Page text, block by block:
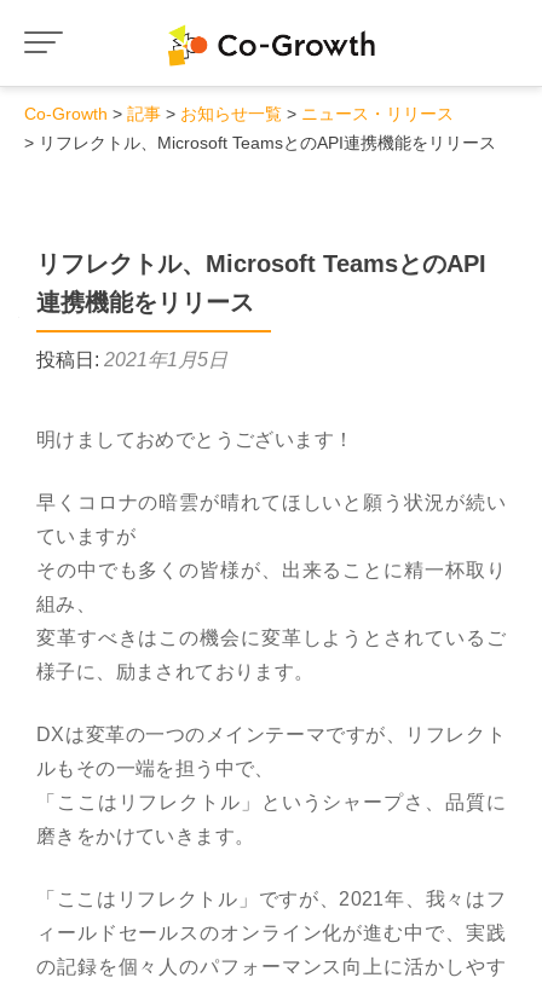
Co-Growth 記事 お知らせ一覧
ニュース・リリース
リフレクトル、Microsoft TeamsとのAPI連携機能をリリース
リフレクトル、Microsoft TeamsとのAPI
連携機能をリリース
投稿日: 2021年1月5日
明けましておめでとうございます！
早くコロナの暗雲が晴れてほしいと願う状況が続い
ていますが
その中でも多くの皆様が、出来ることに精一杯取り
組み、
変革すべきはこの機会に変革しようとされているご
様子に、励まされております。
DXは変革の一つのメインテーマですが、リフレクト
ルもその一端を担う中で、
「ここはリフレクトル」というシャープさ、品質に
磨きをかけていきます。
「ここはリフレクトル」ですが、2021年、我々はフ
ィールドセールスのオンライン化が進む中で、実践
の記録を個々人のパフォーマンス向上に活かしやす